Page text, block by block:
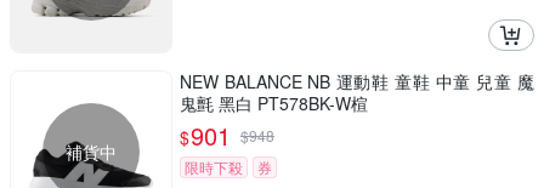
補貨中
NEW BALANCE NB 運動鞋 童鞋 中童 兒童 魔
鬼氈 黑白 PT578BK-W楦
$901 $948
限時下殺
券